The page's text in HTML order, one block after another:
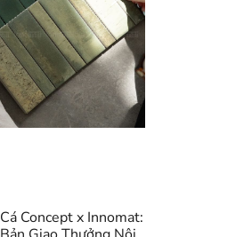
Cá Concept x Innomat: